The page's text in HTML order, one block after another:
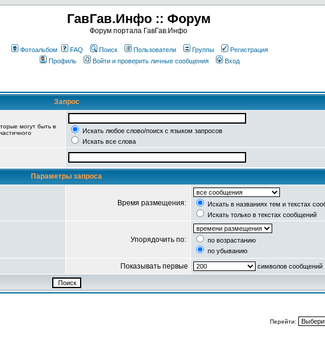
ГавГав.Инфо :: Форум
Форум портала ГавГав.Инфо
Фотоальбом FAQ Поиск Пользователи Группы
Регистрация
Профиль
Войти и проверить личные сообщения Вход
Запрос
могут быть в
Искать любое слово/поиск с языком запросов
Искать все слова
Параметры запроса
Время размещения:
Искать в названиях тем и текстах
Искать только в текстах сообщений
Упорядочить по:
по возрастанию
по убыванию
Показывать первые символов сообщений
Перейти: